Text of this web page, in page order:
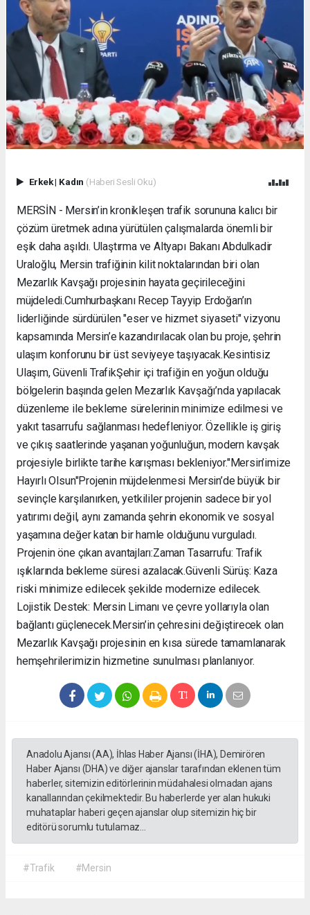
Erkek| Kadın (Haberi Sesli Oku)
MERSİN - Mersin’in kronikleşen trafik sorununa kalıcı bir
çözüm üretmek adına yürütülen çalışmalarda önemli bir
eşik daha aşıldı. Ulaştırma ve Altyapı Bakanı Abdulkadir
Uraloğlu, Mersin trafiğinin kilit noktalarından biri olan
Mezarlık Kavşağı projesinin hayata geçirileceğini
müjdeledi. ​Cumhurbaşkanı Recep Tayyip Erdoğan’ın
liderliğinde sürdürülen "eser ve hizmet siyaseti" vizyonu
kapsamında Mersin’e kazandırılacak olan bu proje, şehrin
ulaşım konforunu bir üst seviyeye taşıyacak. ​Kesintisiz
Ulaşım, Güvenli Trafik ​Şehir içi trafiğin en yoğun olduğu
bölgelerin başında gelen Mezarlık Kavşağı’nda yapılacak
düzenleme ile bekleme sürelerinin minimize edilmesi ve
yakıt tasarrufu sağlanması hedefleniyor. Özellikle iş giriş
ve çıkış saatlerinde yaşanan yoğunluğun, modern kavşak
projesiyle birlikte tarihe karışması bekleniyor. ​"Mersin’imize
Hayırlı Olsun" ​Projenin müjdelenmesi Mersin’de büyük bir
sevinçle karşılanırken, yetkililer projenin sadece bir yol
yatırımı değil, aynı zamanda şehrin ekonomik ve sosyal
yaşamına değer katan bir hamle olduğunu vurguladı. ​
Projenin öne çıkan avantajları: ​Zaman Tasarrufu: Trafik
ışıklarında bekleme süresi azalacak. ​Güvenli Sürüş: Kaza
riski minimize edilecek şekilde modernize edilecek. ​
Lojistik Destek: Mersin Limanı ve çevre yollarıyla olan
bağlantı güçlenecek. ​Mersin’in çehresini değiştirecek olan
Mezarlık Kavşağı projesinin en kısa sürede tamamlanarak
hemşehrilerimizin hizmetine sunulması planlanıyor.
Anadolu Ajansı (AA), İhlas Haber Ajansı (İHA), Demirören
Haber Ajansı (DHA) ve diğer ajanslar tarafından eklenen tüm
haberler, sitemizin editörlerinin müdahalesi olmadan ajans
kanallarından çekilmektedir. Bu haberlerde yer alan hukuki
muhataplar haberi geçen ajanslar olup sitemizin hiç bir
editörü sorumlu tutulamaz...
#Trafik #Mersin